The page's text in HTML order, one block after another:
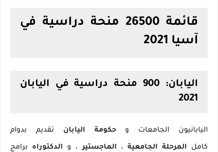
قائمة 26500 منحة دراسية في
آسيا 2021
اليابان: 900 منحة دراسية في اليابان
2021
اليابانيون الجامعات وحكومة اليابان تقديم بدوام
كامل المرحلة الجامعية ، الماجستير، و الدكتوراه برامج